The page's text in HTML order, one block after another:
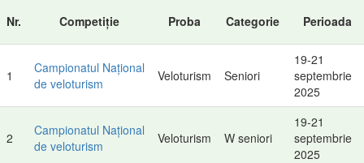
Nr. Competiție Proba Categorie Perioada
1
Campionatul Național
de veloturism
Veloturism Seniori
19-21
septembrie
2025
2
Campionatul Național
de veloturism
Veloturism W seniori
19-21
septembrie
2025